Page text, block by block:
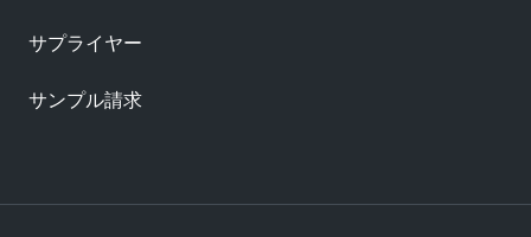
サプライヤー
サンプル請求